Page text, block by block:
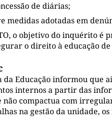
de diárias;
medidas adotadas em
o objetivo do inquérito
o direito à educação
da Educação informou que
internos a partir das
não compactua com
na gestão da unidade,